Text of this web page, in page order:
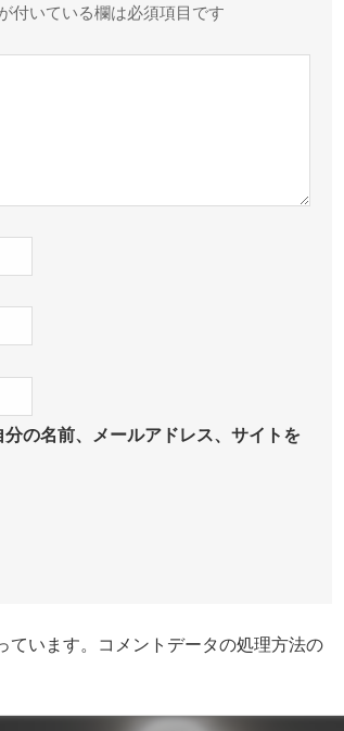
付いている欄は必須項目です
の名前、メールアドレス、サイトを
います。
コメントデータの処理方法の